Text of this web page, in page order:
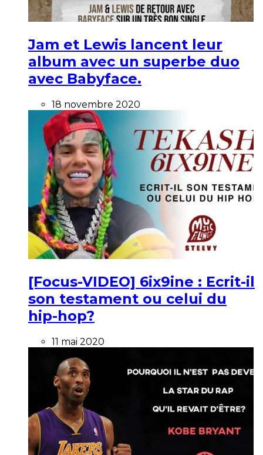
Jam et Lewis lancent leur
album avec un superbe duo
avec Babyface.
18 novembre 2020
[Focus-VIDEO] 6ix9ine : Ecrit-il
son testament ou celui du
hip-hop?
11 mai 2020